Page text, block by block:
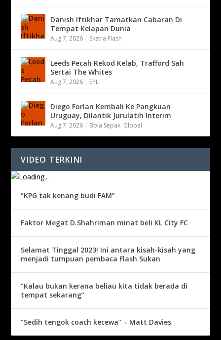
Danish Iftikhar Tamatkan Cabaran Di
Tempat Kelapan Dunia
Aug 7, 2026 | Ekstra Flash
Leeds Pecah Rekod Kelab, Trafford Sah
Sertai The Whites
Aug 7, 2026 | EPL
Diego Forlan Kembali Ke Pangkuan
Uruguay, Dilantik Jurulatih Interim
Aug 7, 2026 | Bola Sepak, Global
VIDEO TERKINI
“KPG tak kenang budi FAM”
Faktor Megat D.Shahriman minat beli KL City FC
Selamat Tinggal 2023! Ini antara kisah-kisah yang
menjadi tumpuan pembaca Flash Sukan
“Kalau bukan kerana beliau kita tidak berada di
tempat sekarang”
“Sedih tengok coach kecewa” – Matt Davies